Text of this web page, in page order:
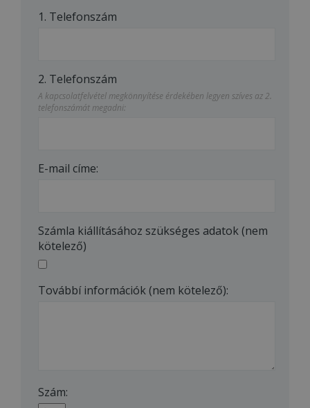
1. Telefonszám
2. Telefonszám
A kapcsolatfelvétel megkönnyítése érdekében legyen szíves az 2.
telefonszámát megadni:
E-mail címe:
Számla kiállításához szükséges adatok (nem
kötelező)
Továbbí információk (nem kötelező):
Szám: